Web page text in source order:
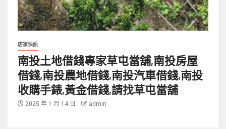
店家快訊
南投土地借錢專家草屯當舖,南投房屋
借錢,南投農地借錢,南投汽車借錢,南投
收購手錶,黃金借錢,請找草屯當舖
2025 年 1 月 14 日 admin